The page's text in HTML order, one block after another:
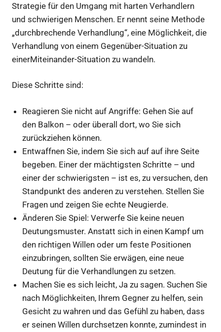
Strategie für den Umgang mit harten Verhandlern
und schwierigen Menschen. Er nennt seine Methode
„durchbrechende Verhandlung“, eine Möglichkeit, die
Verhandlung von einem Gegenüber-Situation zu
einerMiteinander-Situation zu wandeln.
Diese Schritte sind:
Reagieren Sie nicht auf Angriffe: Gehen Sie auf
den Balkon – oder überall dort, wo Sie sich
zurückziehen können.
Entwaffnen Sie, indem Sie sich auf auf ihre Seite
begeben. Einer der mächtigsten Schritte – und
einer der schwierigsten – ist es, zu versuchen, den
Standpunkt des anderen zu verstehen. Stellen Sie
Fragen und zeigen Sie echte Neugierde.
Änderen Sie Spiel: Verwerfe Sie keine neuen
Deutungsmuster. Anstatt sich in einen Kampf um
den richtigen Willen oder um feste Positionen
einzubringen, sollten Sie erwägen, eine neue
Deutung für die Verhandlungen zu setzen.
Machen Sie es sich leicht, Ja zu sagen. Suchen Sie
nach Möglichkeiten, Ihrem Gegner zu helfen, sein
Gesicht zu wahren und das Gefühl zu haben, dass
er seinen Willen durchsetzen konnte, zumindest in